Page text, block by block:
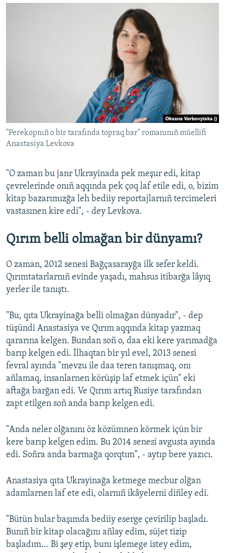
"Perekopnıñ o bir tarafında topraq bar" romanınıñ müellifi
Anastasiya Levkova
"O zaman bu janr Ukrayinada pek meşur edi, kitap
çevrelerinde onıñ aqqında pek çoq laf etile edi, o, bizim
kitap bazarımızğa leh bediiy reportajlarnıñ tercimeleri
vastasınen kire edi", - dey Levkova.
Qırım belli olmağan bir dünyamı?
O zaman, 2012 senesi Bağçasarayğa ilk sefer keldi.
Qırımtatarlarnıñ evinde yaşadı, mahsus itibarğa lâyıq
yerler ile tanıştı.
"Bu, qıta Ukrayinağa belli olmağan dünyadır", - dep
tüşündi Anastasiya ve Qırım aqqında kitap yazmaq
qararına kelgen. Bundan soñ o, daa eki kere yarımadğa
barıp kelgen edi. İlhaqtan bir yıl evel, 2013 senesi
fevral ayında "mevzu ile daa teren tanışmaq, onı
añlamaq, insanlarnen körüşip laf etmek içün" eki
aftağa barğan edi. Ve Qırım artıq Rusiye tarafından
zapt etilgen soñ anda barıp kelgen edi.
"Anda neler olğanını öz közümnen körmek içün bir
kere barıp kelgen edim. Bu 2014 senesi avgusta ayında
edi. Soñra anda barmağa qorqtım", - aytıp bere yazıcı.
Anastasiya qıta Ukrayinağa ketmege mecbur olğan
adamlarnen laf ete edi, olarnıñ ikâyelerni diñley edi.
"Bütün bular başımda bediiy eserge çevirilip başladı.
Bunıñ bir kitap olacağını añlay edim, süjet tizip
başladım... Bi şey etip, bunı işlemege istey edim,